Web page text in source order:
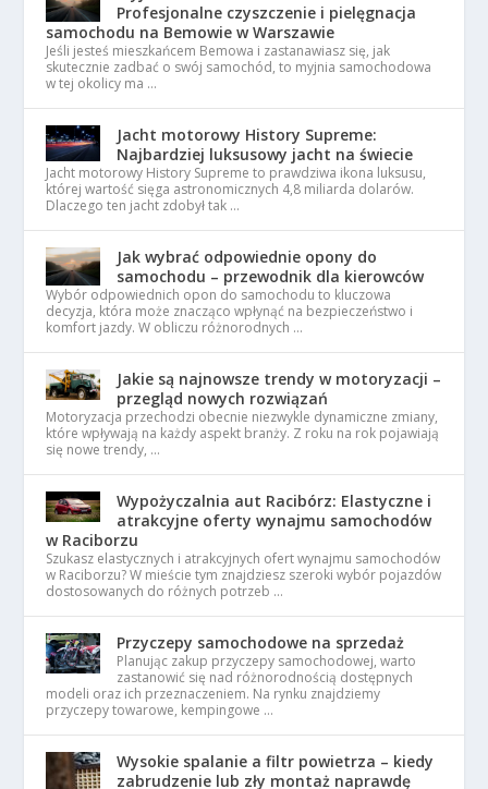
Profesjonalne czyszczenie i pielęgnacja
samochodu na Bemowie w Warszawie
Jeśli jesteś mieszkańcem Bemowa i zastanawiasz się, jak
skutecznie zadbać o swój samochód, to myjnia samochodowa
w tej okolicy ma …
Jacht motorowy History Supreme:
Najbardziej luksusowy jacht na świecie
Jacht motorowy History Supreme to prawdziwa ikona luksusu,
której wartość sięga astronomicznych 4,8 miliarda dolarów.
Dlaczego ten jacht zdobył tak …
Jak wybrać odpowiednie opony do
samochodu – przewodnik dla kierowców
Wybór odpowiednich opon do samochodu to kluczowa
decyzja, która może znacząco wpłynąć na bezpieczeństwo i
komfort jazdy. W obliczu różnorodnych …
Jakie są najnowsze trendy w motoryzacji –
przegląd nowych rozwiązań
Motoryzacja przechodzi obecnie niezwykle dynamiczne zmiany,
które wpływają na każdy aspekt branży. Z roku na rok pojawiają
się nowe trendy, …
Wypożyczalnia aut Racibórz: Elastyczne i
atrakcyjne oferty wynajmu samochodów
w Raciborzu
Szukasz elastycznych i atrakcyjnych ofert wynajmu samochodów
w Raciborzu? W mieście tym znajdziesz szeroki wybór pojazdów
dostosowanych do różnych potrzeb …
Przyczepy samochodowe na sprzedaż
Planując zakup przyczepy samochodowej, warto
zastanowić się nad różnorodnością dostępnych
modeli oraz ich przeznaczeniem. Na rynku znajdziemy
przyczepy towarowe, kempingowe …
Wysokie spalanie a filtr powietrza – kiedy
zabrudzenie lub zły montaż naprawdę